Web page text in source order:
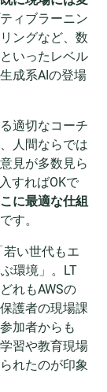
ィブラーニン
ングなど、数
いったレベル
成系AIの登場
適切なコーチ
人間ならでは
見が多数見ら
すればOKで
に最適な仕組
す。
若い世代もエ
環境」。LT
れもAWSの
護者の現場課
加者からも
習や教育現場
れたのが印象